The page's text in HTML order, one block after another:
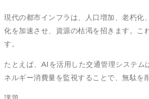
現代の都市インフラは、人口増加、老朽化
化を加速させ、資源の枯渇を招きます。
す。
たとえば、AIを活用した交通管理システ
ネルギー消費量を監視することで、無駄